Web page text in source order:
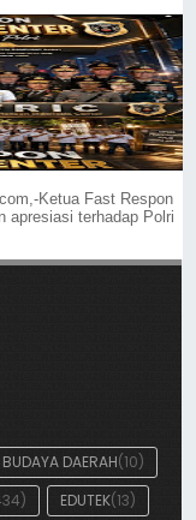
Ketua Fast Respon
apresiasi terhadap Polri
BUDAYA DAERAH(10)
EDUTEK(13)